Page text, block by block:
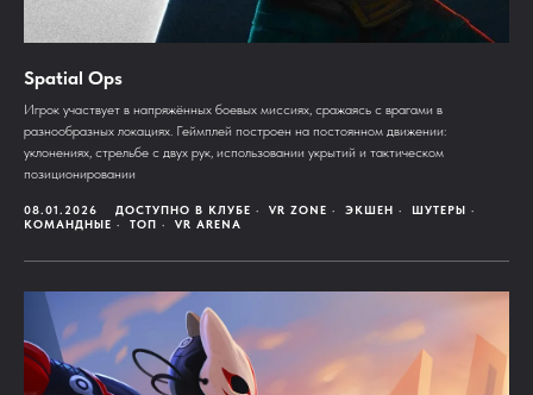
Spatial Ops
Игрок участвует в напряжённых боевых миссиях, сражаясь с врагами в
разнообразных локациях. Геймплей построен на постоянном движении:
уклонениях, стрельбе с двух рук, использовании укрытий и тактическом
позиционировании
08.01.2026 ДОСТУПНО В КЛУБЕ VR ZONE ЭКШЕН
ШУТЕРЫ
КОМАНДНЫЕ
ТОП VR ARENA